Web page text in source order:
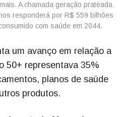
A chamada geração prateada
responderá por R$ 559 bilhões
com saúde em 2044.
um avanço em relação a
50+ representava 35%
planos de saúde
produtos.